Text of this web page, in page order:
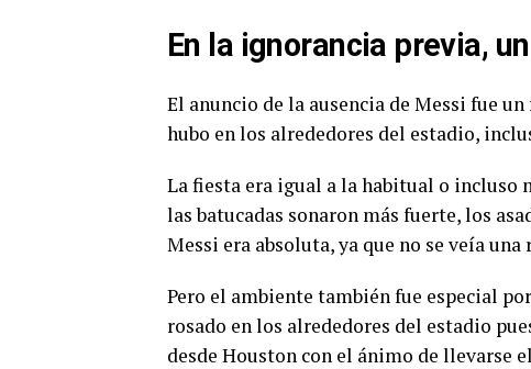
En la ignorancia previa,
El anuncio de la ausencia de Messi fue
hubo en los alrededores del estadio,
La fiesta era igual a la habitual o incluso
las batucadas sonaron más fuerte, los
Messi era absoluta, ya que no se veía
Pero el ambiente también fue especial
rosado en los alrededores del estadio
desde Houston con el ánimo de llevarse